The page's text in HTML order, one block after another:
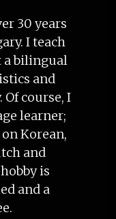
30 years
I teach
a bilingual
and
course, I
learner;
Korean,
and
is
and a